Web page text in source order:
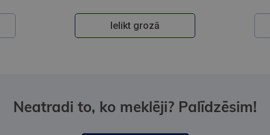
Ielikt grozā
Neatradi to, ko meklēji? Palīdzēsim!